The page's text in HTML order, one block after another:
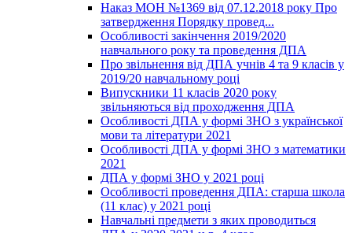
Наказ МОН №1369 від 07.12.2018 року Про
затвердження Порядку провед...
Особливості закінчення 2019/2020
навчального року та проведення ДПА
Про звільнення від ДПА учнів 4 та 9 класів у
2019/20 навчальному році
Випускники 11 класів 2020 року
звільняються від проходження ДПА
Особливості ДПА у формі ЗНО з української
мови та літератури 2021
Особливості ДПА у формі ЗНО з математики
2021
ДПА у формі ЗНО у 2021 році
Особливості проведення ДПА: старша школа
(11 клас) у 2021 році
Навчальні предмети з яких проводиться